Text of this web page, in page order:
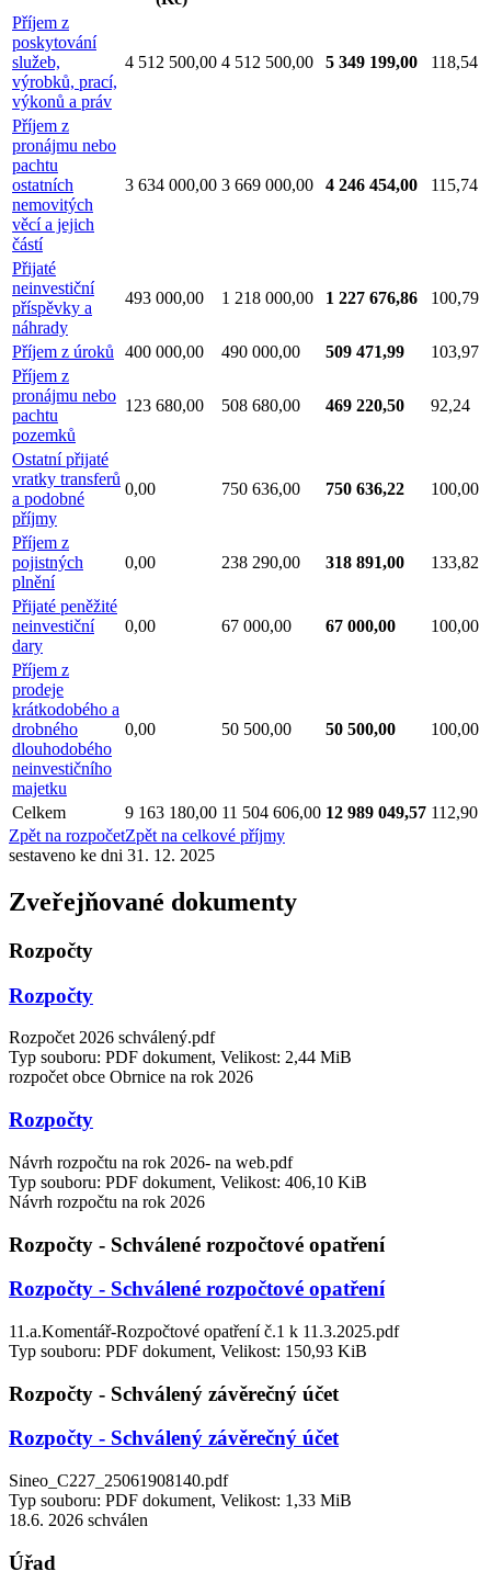
Příjem z
poskytování
služeb,
výrobků, prací,
výkonů a práv
4 512 500,00 4 512 500,00 5 349 199,00 118,54
Příjem z
pronájmu nebo
pachtu
ostatních
nemovitých
věcí a jejich
částí
3 634 000,00 3 669 000,00 4 246 454,00 115,74
Přijaté
neinvestiční
příspěvky a
náhrady
493 000,00 1 218 000,00 1 227 676,86 100,79
Příjem z úroků 400 000,00 490 000,00 509 471,99
103,97
Příjem z
pronájmu nebo
pachtu
pozemků
123 680,00 508 680,00 469 220,50 92,24
Ostatní přijaté
vratky transferů
a podobné
příjmy
0,00 750 636,00 750 636,22 100,00
Příjem z
pojistných
plnění
0,00 238 290,00 318 891,00 133,82
Přijaté peněžité
neinvestiční
dary
0,00 67 000,00 67 000,00 100,00
Příjem z
prodeje
krátkodobého a
drobného
dlouhodobého
neinvestičního
majetku
0,00 50 500,00 50 500,00 100,00
Celkem 9 163 180,00 11 504 606,00 12 989 049,57 112,90
Zpět na rozpočetZpět na celkové příjmy
sestaveno ke dni 31. 12. 2025
Zveřejňované dokumenty
Rozpočty
Rozpočty
Rozpočet 2026 schválený.pdf
Typ souboru: PDF dokument, Velikost: 2,44 MiB
rozpočet obce Obrnice na rok 2026
Rozpočty
Návrh rozpočtu na rok 2026- na web.pdf
Typ souboru: PDF dokument, Velikost: 406,10 KiB
Návrh rozpočtu na rok 2026
Rozpočty - Schválené rozpočtové opatření
Rozpočty - Schválené rozpočtové opatření
11.a.Komentář-Rozpočtové opatření č.1 k 11.3.2025.pdf
Typ souboru: PDF dokument, Velikost: 150,93 KiB
Rozpočty - Schválený závěrečný účet
Rozpočty - Schválený závěrečný účet
Sineo_C227_25061908140.pdf
Typ souboru: PDF dokument, Velikost: 1,33 MiB
18.6. 2026 schválen
Úřad